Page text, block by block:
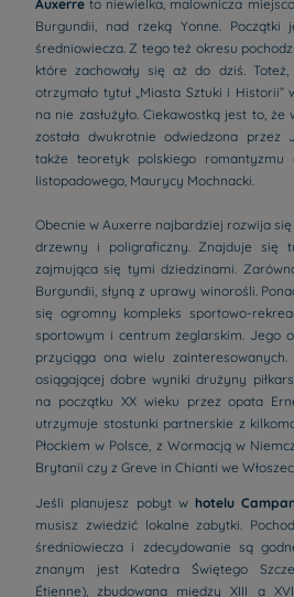
Auxerre to niewielka, malownicza
Burgundii, nad rzeką Yonne. Początki
średniowiecza. Z tego też okresu
które zachowały się aż do dziś.
otrzymało tytuł „Miasta Sztuki i Historii”
na nie zasłużyło. Ciekawostką jest to, że
została dwukrotnie odwiedzona przez
także teoretyk polskiego romantyzmu
listopadowego, Maurycy Mochnacki.
Obecnie w Auxerre najbardziej rozwija
drzewny i poligraficzny. Znajduje się
zajmująca się tymi dziedzinami.
Burgundii, słyną z uprawy winorośli.
się ogromny kompleks sportowo-
sportowym i centrum żeglarskim. Jego
przyciąga ona wielu
osiągającej dobre wyniki drużyny
na początku XX wieku przez opata
utrzymuje stostunki partnerskie z
Płockiem w Polsce, z Wormacją w
Brytanii czy z Greve in Chianti we
Jeśli planujesz pobyt w hotelu
musisz zwiedzić lokalne zabytki.
średniowiecza i zdecydowanie są
znanym jest Katedra Świętego
Étienne), zbudowana między XIII a